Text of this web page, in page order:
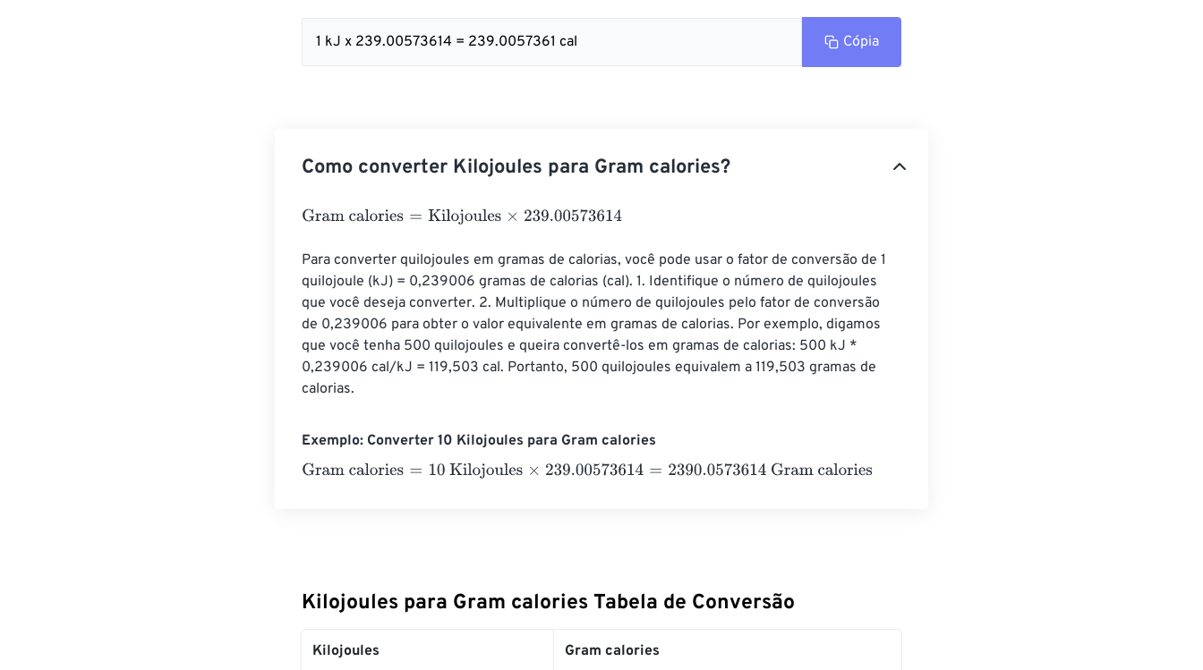
1 kJ x 239.00573614 = 239.0057361 cal Cópia
Como converter Kilojoules para Gram calories?
Gram calories=Kilojoules×239.00573614
Para converter quilojoules em gramas de calorias, você pode usar o fator de conversão de 1
quilojoule (kJ) = 0,239006 gramas de calorias (cal). 1. Identifique o número de quilojoules
que você deseja converter. 2. Multiplique o número de quilojoules pelo fator de conversão
de 0,239006 para obter o valor equivalente em gramas de calorias. Por exemplo, digamos
que você tenha 500 quilojoules e queira convertê-los em gramas de calorias: 500 kJ *
0,239006 cal/kJ = 119,503 cal. Portanto, 500 quilojoules equivalem a 119,503 gramas de
calorias.
Exemplo: Converter 10 Kilojoules para Gram calories
Gram calories=10 Kilojoules×239.00573614=2390.0573614 Gram calories
Kilojoules para Gram calories Tabela de Conversão
Kilojoules Gram calories